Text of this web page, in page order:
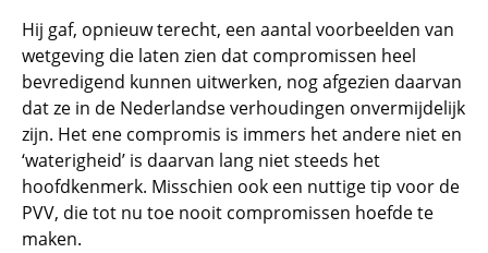
Hij gaf, opnieuw terecht, een aantal voorbeelden van
wetgeving die laten zien dat compromissen heel
bevredigend kunnen uitwerken, nog afgezien daarvan
dat ze in de Nederlandse verhoudingen onvermijdelijk
zijn. Het ene compromis is immers het andere niet en
‘waterigheid’ is daarvan lang niet steeds het
hoofdkenmerk. Misschien ook een nuttige tip voor de
PVV, die tot nu toe nooit compromissen hoefde te
maken.